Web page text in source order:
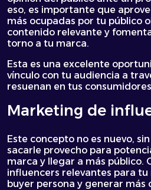
eso, es importante que
más ocupadas por tu público
contenido relevante y
torno a tu marca.
Esta es una excelente
vínculo con tu audiencia a
resuenan en tus
Marketing de
Este concepto no es nuevo,
sacarle provecho para
marca y llegar a más público.
influencers relevantes para
buyer persona y generar más